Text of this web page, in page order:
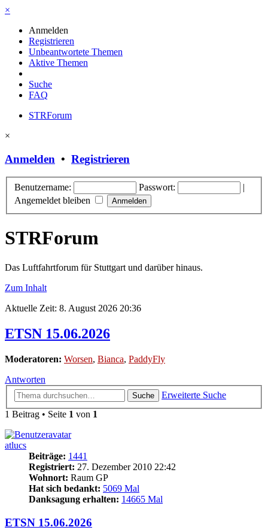
×
Anmelden
Registrieren
Unbeantwortete Themen
Aktive Themen
Suche
FAQ
STRForum
×
Anmelden • Registrieren
Benutzername: Passwort:
|
Angemeldet bleiben
STRForum
Das Luftfahrtforum für Stuttgart und darüber hinaus.
Zum Inhalt
Aktuelle Zeit: 8. August 2026 20:36
ETSN 15.06.2026
Moderatoren: Worsen, Bianca, PaddyFly
Antworten
Suche
Erweiterte Suche
1 Beitrag • Seite 1 von 1
atlucs
Beiträge: 1441
Registriert: 27. Dezember 2010 22:42
Wohnort: Raum GP
Hat sich bedankt: 5069 Mal
Danksagung erhalten: 14665 Mal
ETSN 15.06.2026